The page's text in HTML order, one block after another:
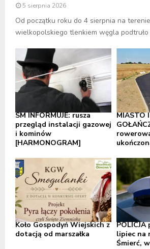
5 sierpnia 2026
Od początku roku do 4 sierpnia na
wielkopolskiego tlenkiem węgla podtruło
SM INFORMUJE: rusza
przegląd instalacji gazowej
i kominów
[HARMONOGRAM]
MIASTO
Koło Gospodyń Wiejskich z
dotacją od marszałka
POLICJA
lipiec na
Śmierć,